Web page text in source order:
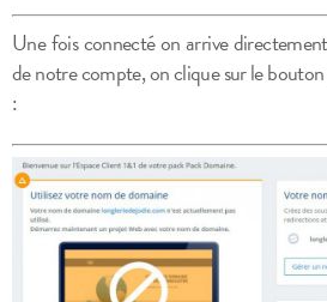
Une fois connecté on arrive
de notre compte, on clique sur le
: